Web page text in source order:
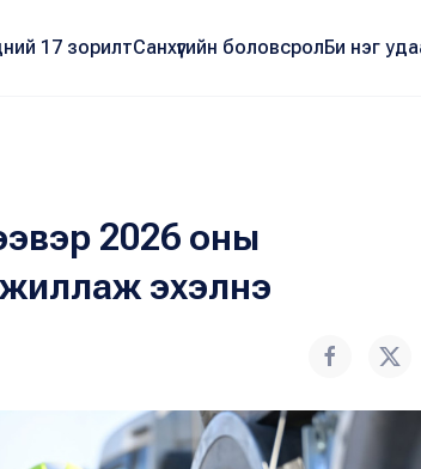
17 зорилтСанхүүгийн боловсролБи нэг
2026 оны
эхэлнэ